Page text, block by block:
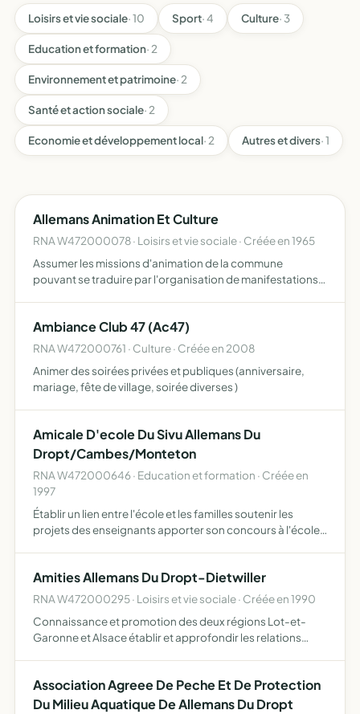
Loisirs et vie sociale· 10 Sport· 4 Culture· 3
Education et formation· 2
Environnement et patrimoine· 2
Santé et action sociale· 2
Economie et développement local· 2 Autres et divers· 1
Allemans Animation Et Culture
RNA W472000078 · Loisirs et vie sociale · Créée en 1965
Assumer les missions d'animation de la commune
pouvant se traduire par l'organisation de manifestations
sauvegarde…
Ambiance Club 47 (Ac47)
RNA W472000761 · Culture · Créée en 2008
Animer des soirées privées et publiques (anniversaire,
mariage, fête de village, soirée diverses )
Amicale D'ecole Du Sivu Allemans Du
Dropt/Cambes/Monteton
RNA W472000646 · Education et formation · Créée en
1997
Établir un lien entre l'école et les familles soutenir les
projets des enseignants apporter son concours à l'école
Amities Allemans Du Dropt-Dietwiller
RNA W472000295 · Loisirs et vie sociale · Créée en 1990
Connaissance et promotion des deux régions Lot-et-
Garonne et Alsace établir et approfondir les relations
Association Agreee De Peche Et De Protection
Du Milieu Aquatique De Allemans Du Dropt